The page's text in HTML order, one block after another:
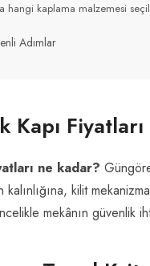
hangi kaplama malzemesi
Adımlar
Kapı
ne kadar?
kalınlığına, kilit
mekânın güvenlik